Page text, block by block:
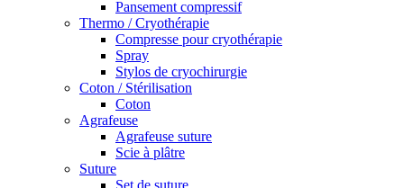
Pansement compressif
Thermo / Cryothérapie
Compresse pour cryothérapie
Spray
Stylos de cryochirurgie
Coton / Stérilisation
Coton
Agrafeuse
Agrafeuse suture
Scie à plâtre
Suture
Set de suture